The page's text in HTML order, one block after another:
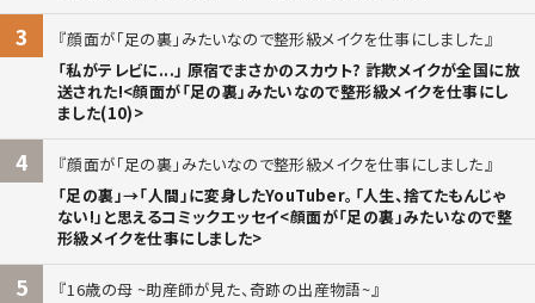
3
顔面が「足の裏」みたいなので整形級メイクを仕事にしました
「私がテレビに...」 原宿でまさかのスカウト? 詐欺メイクが全国に放
送された!<顔面が「足の裏」みたいなので整形級メイクを仕事にし
ました(10)>
4
顔面が「足の裏」みたいなので整形級メイクを仕事にしました
「足の裏」→「人間」に変身したYouTuber。「人生、捨てたもんじゃ
ない!」と思えるコミックエッセイ<顔面が「足の裏」みたいなので整
形級メイクを仕事にしました>
5
16歳の母 ~助産師が見た、奇跡の出産物語~